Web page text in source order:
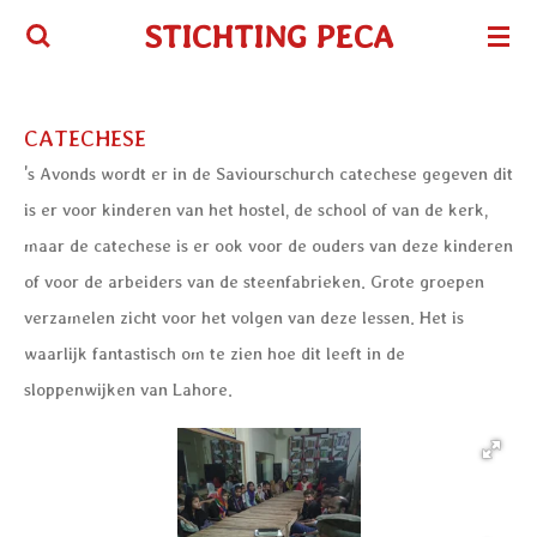
Ga
de
hoofdinhoud
STICHTING PECA
CATECHESE
's Avonds wordt er in de Saviourschurch catechese gegeven dit
is er voor kinderen van het hostel, de school of van de kerk,
maar de catechese is er ook voor de ouders van deze kinderen
of voor de arbeiders van de steenfabrieken. Grote groepen
verzamelen zicht voor het volgen van deze lessen. Het is
waarlijk fantastisch om te zien hoe dit leeft in de
sloppenwijken van Lahore.